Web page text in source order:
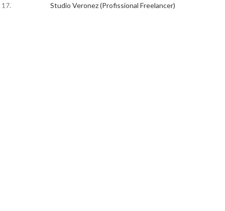
Studio Veronez (Profissional Freelancer)